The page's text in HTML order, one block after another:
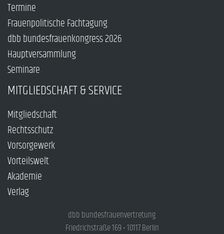
Termine
Frauenpolitische Fachtagung
dbb bundesfrauenkongress 2026
Hauptversammlung
Seminare
MITGLIEDSCHAFT & SERVICE
Mitgliedschaft
Rechtsschutz
Vorsorgewerk
Vorteilswelt
Akademie
Verlag
dbb bundesfrauenvertretung
Friedrichstraße 169 • 10117 Berlin